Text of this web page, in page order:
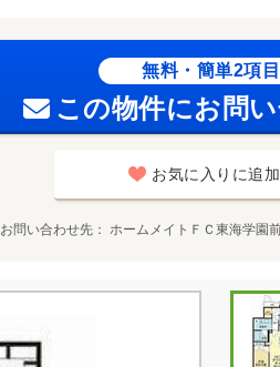
無料・簡単2項目
この物件にお問
お気に入りに追
お問い合わせ先 ホームメイトＦＣ東海学園